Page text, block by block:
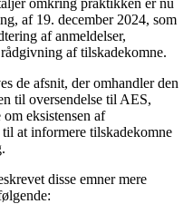
af 19. december 2024, som
af anmeldelser,
af tilskadekomne.
de afsnit, der omhandler den
til oversendelse til AES,
eksistensen af
at informere tilskadekomne
disse emner mere